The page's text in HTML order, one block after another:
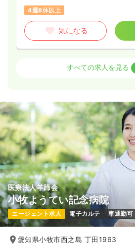
4週8休以上
気になる
正・准看護師
給与 21.0万円/月 賞与2回
※一例
時間 8:30～19:30
（休憩180分）
4週8休以上
月給26万円以上可
気になる
2交代（常勤）
給与 29.0万円 /月 賞与2回
※一例
時間
8:30～17:30
すべての求人を見る
医療法人羊蹄会
小牧ようてい記念病院
エージェント求人 電子カルテ 車通勤可
愛知県小牧市西之島 丁田1963